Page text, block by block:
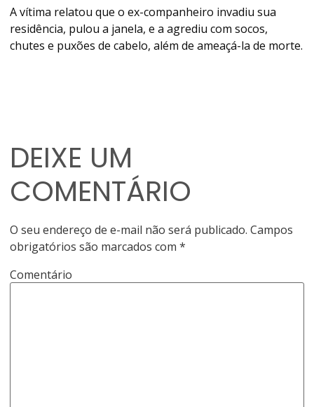
A vítima relatou que o ex-companheiro invadiu sua
residência, pulou a janela, e a agrediu com socos,
chutes e puxões de cabelo, além de ameaçá-la de morte.
DEIXE UM
COMENTÁRIO
O seu endereço de e-mail não será publicado. Campos
obrigatórios são marcados com*
Comentário